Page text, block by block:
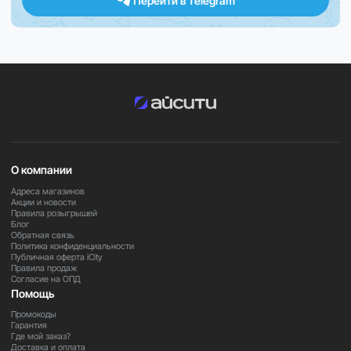
ограничивать себя в использовании.
и развлечений. Он обеспечивает стабильную и
Современные возможности камеры помогают
важные моменты жизни с высокой детализацией и
естественной цветопередачей. Это удобный
инструмент как для личного использования, так и для
создания контента.
Премиальные материалы корпуса, фирменное
качество Apple и внимание к деталям делают iPhone 17
Pro надежным устройством, которое остается
О компании
Адреса магазинов
Акции и новости
Правила розыгрышей
Блог
Обратная связь
Политика конфиденциальности
Публичная оферта iCity
Правила продаж
Согласие на ОПД
Помощь
Промокоды
Гарантия
Где мой заказ?
Доставка и оплата